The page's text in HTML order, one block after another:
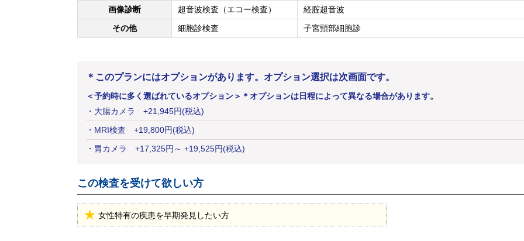
画像診断 超音波検査（エコー検査）
経腟超音波
その他
細胞診検査 子宮頸部細胞診
＊このプランにはオプションがあります。オプション選択は次画面です。
＜予約時に多く選ばれているオプション＞ ＊オプションは日程によって異なる場合があります。
・ 大腸カメラ +21,945円(税込)
・ MRI検査 +19,800円(税込)
・ 胃カメラ +17,325円 ～ +19,525円(税込)
この検査を受けて欲しい方
女性特有の疾患を早期発見したい方